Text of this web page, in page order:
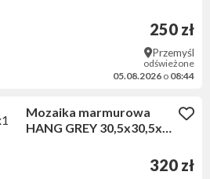
250 zł
Przemyśl
odświeżone
05.08.2026 o 08:44
Mozaika marmurowa
HANG GREY 30,5x30,5x1
320 zł